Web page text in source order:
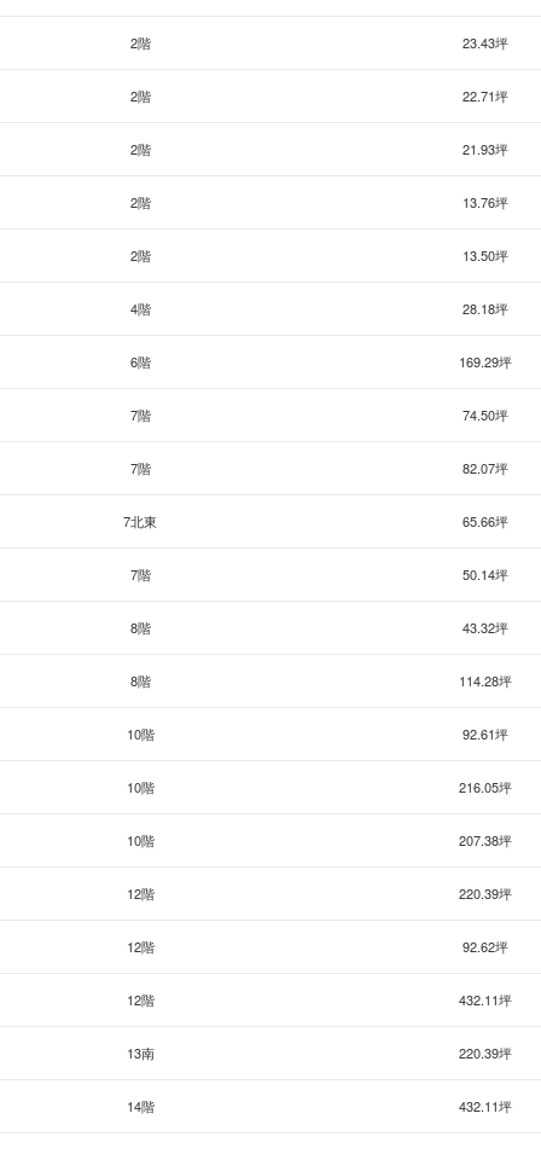
2階 23.43坪
2階 22.71坪
2階 21.93坪
2階 13.76坪
2階 13.50坪
4階 28.18坪
6階 169.29坪
7階 74.50坪
7階 82.07坪
7北東 65.66坪
7階 50.14坪
8階 43.32坪
8階 114.28坪
10階 92.61坪
10階 216.05坪
10階 207.38坪
12階 220.39坪
12階 92.62坪
12階 432.11坪
13南 220.39坪
14階 432.11坪